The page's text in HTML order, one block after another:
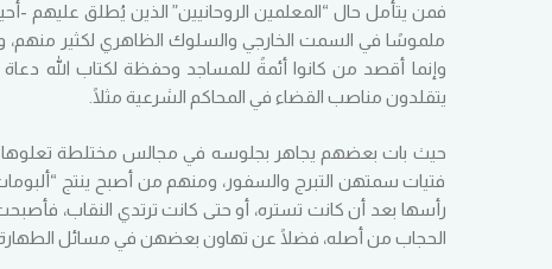
فمن يتأمل حال “المعلمين الروحانيين” الذين يُطلق عليهم -
ملموسًا في السمت الخارجي والسلوك الظاهري لكثير منهم،
وإنما أقصد من كانوا أئمةً للمساجد وحفظة لكتاب الله
يتقلدون مناصب القضاء في المحاكم الشرعية مثلًا.
حيث بات بعضهم يجاهر بجلوسه في مجالس مختلطة تعلوها
فتيات سمتهن التبرج والسفور، ومنهم من أصبح ينتج
رأسها بعد أن كانت تستره، أو حتى كانت ترتدي النقاب،
الحجاب من أصله، فضلًا عن تهاون بعضهن في مسائل الطهارة